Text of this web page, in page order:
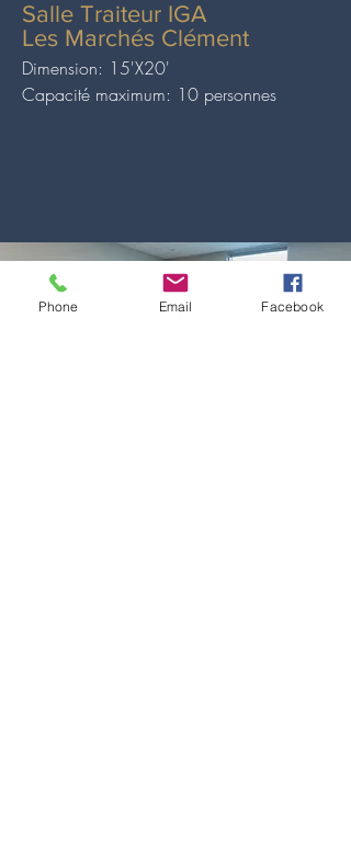
Salle Traiteur IGA
Les Marchés Clément
Dimension: 15'X20'
Capacité maximum: 10 personnes
Phone Email Facebook